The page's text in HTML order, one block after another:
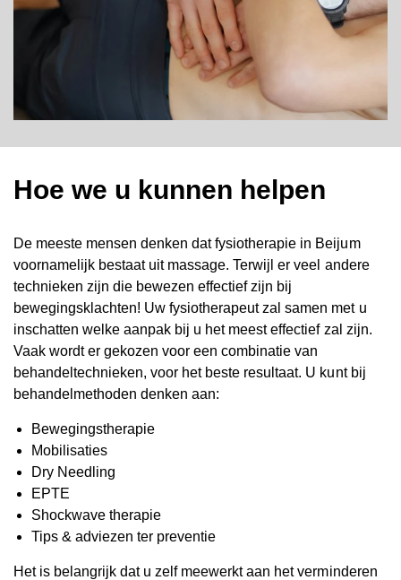
Hoe we u kunnen helpen
De meeste mensen denken dat fysiotherapie in Beijum
voornamelijk bestaat uit massage. Terwijl er veel andere
technieken zijn die bewezen effectief zijn bij
bewegingsklachten! Uw fysiotherapeut zal samen met u
inschatten welke aanpak bij u het meest effectief zal zijn.
Vaak wordt er gekozen voor een combinatie van
behandeltechnieken, voor het beste resultaat. U kunt bij
behandelmethoden denken aan:
Bewegingstherapie
Mobilisaties
Dry Needling
EPTE
Shockwave therapie
Tips & adviezen ter preventie
Het is belangrijk dat u zelf meewerkt aan het verminderen